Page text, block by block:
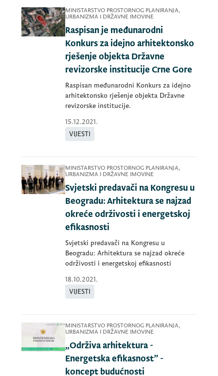
MINISTARSTVO PROSTORNOG PLANIRANJA,
URBANIZMA I DRŽAVNE IMOVINE
Raspisan je međunarodni
Konkurs za idejno arhitektonsko
rješenje objekta Državne
revizorske institucije Crne Gore
Raspisan međunarodni Konkurs za idejno
arhitektonsko rješenje objekta Državne
revizorske institucije.
15.12.2021.
VIJESTI
MINISTARSTVO PROSTORNOG PLANIRANJA,
URBANIZMA I DRŽAVNE IMOVINE
Svjetski predavači na Kongresu u
Beogradu: Arhitektura se najzad
okreće održivosti i energetskoj
efikasnosti
Svjetski predavači na Kongresu u
Beogradu: Arhitektura se najzad okreće
održivosti i energetskoj efikasnosti
18.10.2021.
VIJESTI
MINISTARSTVO PROSTORNOG PLANIRANJA,
URBANIZMA I DRŽAVNE IMOVINE
„Održiva arhitektura -
Energetska efikasnost” -
koncept budućnosti